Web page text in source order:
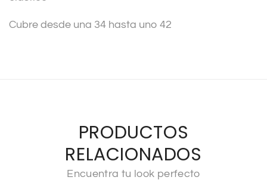
Cubre desde una 34 hasta uno 42
PRODUCTOS
RELACIONADOS
Encuentra tu look perfecto